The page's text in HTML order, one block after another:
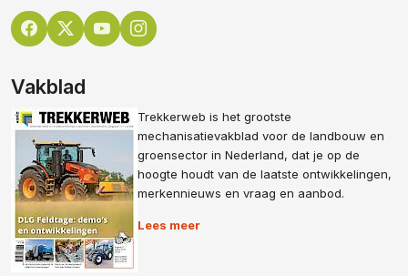
Vakblad
Trekkerweb is het grootste
mechanisatievakblad voor de landbouw en
groensector in Nederland, dat je op de
hoogte houdt van de laatste ontwikkelingen,
merkennieuws en vraag en aanbod.
Lees meer